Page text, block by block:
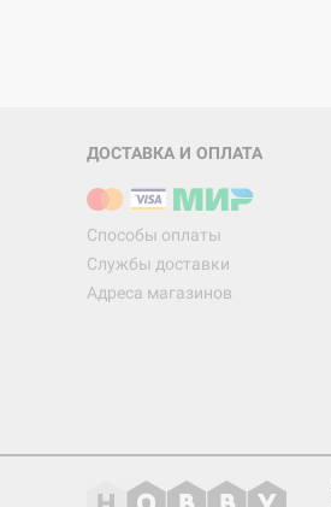
ДОСТАВКА И ОПЛАТА
Способы оплаты
Службы доставки
Адреса магазинов